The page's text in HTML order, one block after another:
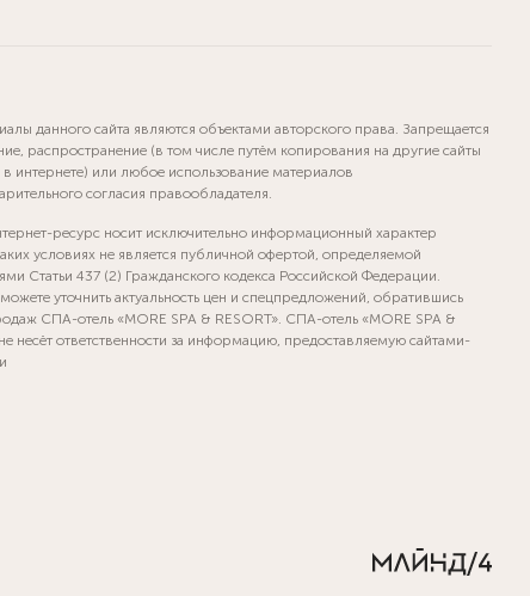
данного сайта являются объектами авторского права. Запрещается
распространение (в том числе путём копирования на другие сайты
интернете) или любое использование материалов
согласия правообладателя.
ресурс носит исключительно информационный характер
условиях не является публичной офертой, определяемой
Статьи 437 (2) Гражданского кодекса Российской Федерации.
уточнить актуальность цен и спецпредложений, обратившись
СПА-отель «MORE SPA & RESORT». СПА-отель «MORE SPA &
несёт ответственности за информацию, предоставляемую сайтами-